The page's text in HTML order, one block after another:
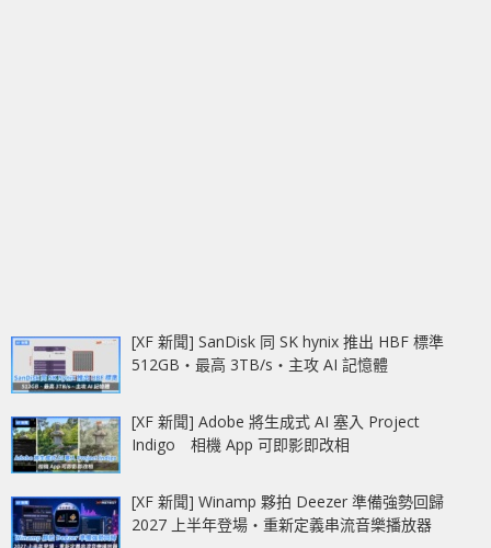
[XF 新聞] SanDisk 同 SK hynix 推出 HBF 標準
512GB‧最高 3TB/s‧主攻 AI 記憶體
[XF 新聞] Adobe 將生成式 AI 塞入 Project
Indigo 相機 App 可即影即改相
[XF 新聞] Winamp 夥拍 Deezer 準備強勢回歸
2027 上半年登場‧重新定義串流音樂播放器